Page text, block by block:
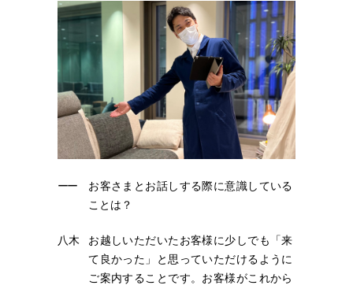
ーー
お客さまとお話しする際に意識している
ことは？
八木
お越しいただいたお客様に少しでも「来
て良かった」と思っていただけるように
ご案内することです。お客様がこれから